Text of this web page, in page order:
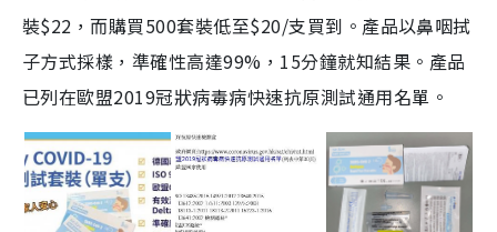
裝$22，而購買500套裝低至$20/支買到。產品以鼻咽拭
子方式採樣，準確性高達99%，15分鐘就知結果。產品
已列在歐盟2019冠狀病毒病快速抗原測試通用名單。